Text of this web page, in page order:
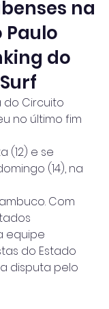
na
Paulo
do
do Circuito
no último fim
(12) e se
(14), na
Com
equipe
do Estado
disputa pelo